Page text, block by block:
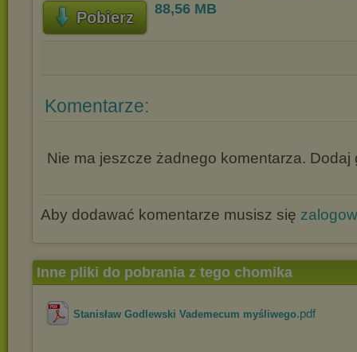
Pobierz 88,56 MB
Komentarze:
Nie ma jeszcze żadnego komentarza. Dodaj
Aby dodawać komentarze musisz się
Inne pliki do pobrania z tego chomika
Stanisław Godlewski Vademecum myśliwego.pdf